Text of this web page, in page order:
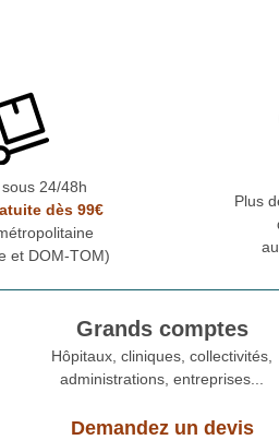
24/48h
dès 99€
et DOM-TOM)
Plus
au
Grands comptes
Hôpitaux, cliniques, collectivités,
administrations, entreprises...
Demandez un devis